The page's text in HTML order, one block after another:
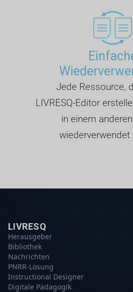
Jede Ressource,
LIVRESQ-Editor
in einem
wiederverwendet
LIVRESQ
Herausgeber
Bibliothek
Nachrichten
PNRR-Lösung
Instructional Designer
Digitale Pädagogik